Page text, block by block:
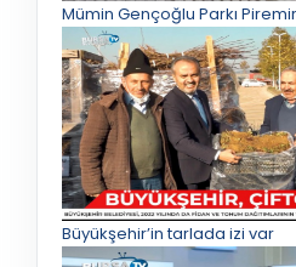
Mümin Gençoğlu Parkı
Büyükşehir’in tarlada izi var